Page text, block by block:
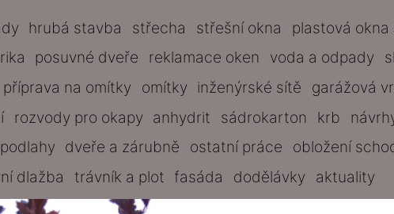
hrubá stavba střecha střešní okna plastová okna
posuvné dveře reklamace oken voda a odpady
příprava na omítky omítky inženýrské sítě garážová
rozvody pro okapy anhydrit sádrokarton krb
dveře a zárubně ostatní práce obložení
dlažba trávník a plot fasáda dodělávky aktuality